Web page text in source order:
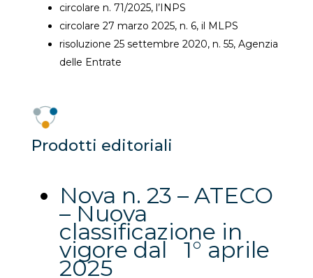
circolare n. 71/2025, l’INPS
circolare 27 marzo 2025, n. 6, il MLPS
risoluzione 25 settembre 2020, n. 55, Agenzia
delle Entrate
Prodotti editoriali
Nova n. 23 – ATECO
– Nuova
classificazione in
vigore dal 1° aprile
2025